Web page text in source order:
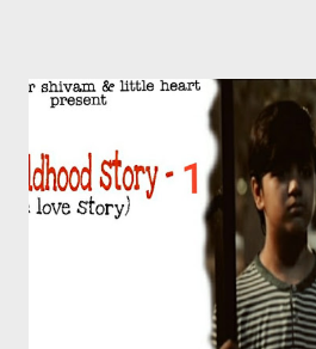
अरमान और निषी रोज यही खेलते मस्ती करते
घर चले जाते थे। लेकिन वो दिन कभी नही भूलने
आखिरी दिन था । स्कूल वेन से हम सब बच्चे लौट
ज़िद करके आगे बैठा था। इतना याद है वो सड़क ...